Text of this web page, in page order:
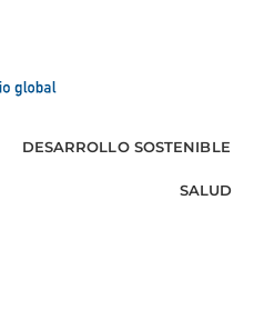
DESARROLLO SOSTENIBLE
SALUD